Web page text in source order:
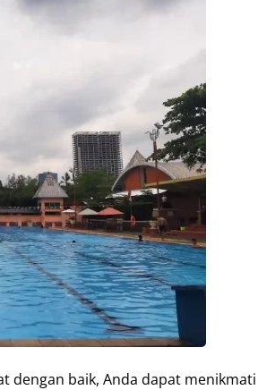
dengan baik, Anda dapat menikmati